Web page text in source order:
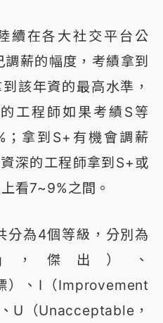
續在各大社交平台公
薪的幅度，考績拿到
該年資的最高水準，
工程師如果考績S等
；拿到S+有機會調薪
深的工程師拿到S+或
看7~9%之間。
分為4個等級，分別為
，傑出）、
）、I（Improvement
U（Unacceptable，